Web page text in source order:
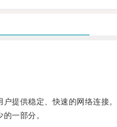
提供稳定、快速的网络连接。
一部分。